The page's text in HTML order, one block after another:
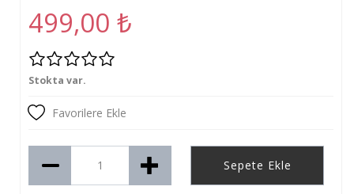
499,00 ₺
Stokta var.
Favorilere Ekle
Sepete Ekle